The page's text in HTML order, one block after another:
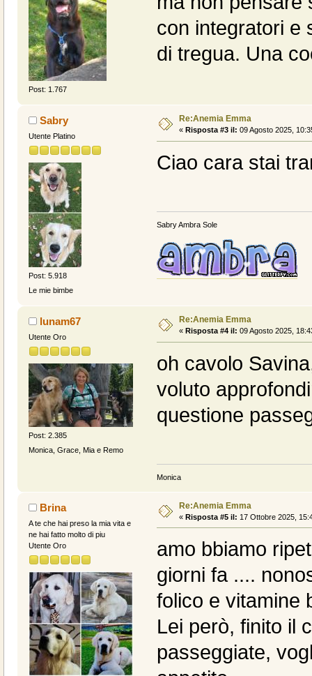
Post: 1.767
con integratori e
di tregua. Una
Sabry
Utente Platino
Post: 5.918
Le mie bimbe
Re:Anemia Emma
« Risposta #3 il: 09 Agosto 2025,
Ciao cara stai
Sabry Ambra Sole
lunam67
Utente Oro
Post: 2.385
Monica, Grace, Mia e Remo
Re:Anemia Emma
« Risposta #4 il: 09 Agosto 2025,
oh cavolo
voluto
questione
Monica
Brina
A te che hai preso la mia vita e
ne hai fatto molto di piu
Utente Oro
Re:Anemia Emma
« Risposta #5 il: 17 Ottobre 2025,
amo bbiamo
giorni fa ....
folico e vitamine
Lei però, finito il
passeggiate,